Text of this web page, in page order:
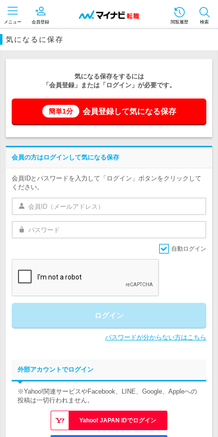
メニュー 会員登録 閲覧履歴 検索
気になるに保存
気になる保存をするには
「会員登録」または「ログイン」が必要です。
簡単1分 会員登録して気になる保存
会員の方はログインして気になる保存
会員IDとパスワードを入力して「ログイン」ボタンをクリックして
ください。
自動ログイン
ログイン
パスワードが分からない方はこちら
外部アカウントでログイン
※Yahoo!関連サービスやFacebook、LINE、Google、Appleへの
投稿は一切行われません。
Yahoo! JAPAN IDでログイン